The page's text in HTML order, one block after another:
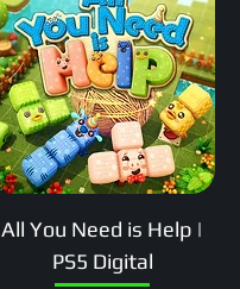
All You Need is Help |
PS5 Digital